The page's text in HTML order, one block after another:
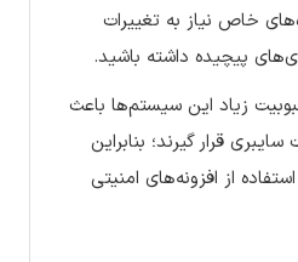
خاص نیاز به تغییرات
پیچیده داشته باشید.
زیاد این سیستم‌ها باعث
قرار گیرند؛ بنابراین
از افزونه‌های امنیتی